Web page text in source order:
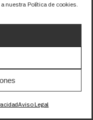
nuestra Política de cookies.
Aviso Legal
COB 8W/m
TUBO